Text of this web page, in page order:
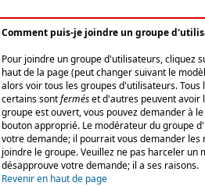
Comment puis-je joindre un groupe
Pour joindre un groupe d'utilisateurs, cliquez
haut de la page (peut changer suivant le
alors voir tous les groupes d'utilisateurs.
certains sontferméset d'autres peuvent avoir
groupe est ouvert, vous pouvez demander à
bouton approprié. Le modérateur du groupe
votre demande; il pourrait vous demander les
joindre le groupe. Veuillez ne pas harceler un
désapprouve votre demande; il a ses raisons.
Revenir en haut de page